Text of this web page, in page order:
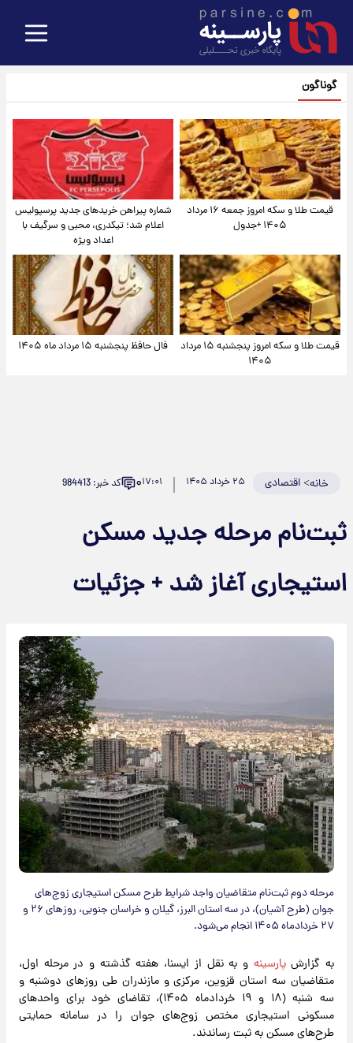
گوناگون
قیمت طلا و سکه امروز جمعه ۱۶ مرداد
۱۴۰۵ +جدول
شماره پیراهن خریدهای جدید پرسپولیس
اعلام شد؛ تیکدری، محبی و سرگیف با
اعداد ویژه
قیمت طلا و سکه امروز پنجشنبه ۱۵ مرداد
۱۴۰۵
فال حافظ پنجشنبه ۱۵ مرداد ماه ۱۴۰۵
خانه>اقتصادی ۲۵ خرداد ۱۴۰۵ ۱۷:۰۱۰ کد خبر: 984413
ثبت‌نام مرحله جدید مسکن
استیجاری آغاز شد + جزئیات
مرحله دوم ثبت‌نام متقاضیان واجد شرایط طرح مسکن استیجاری زوج‌های
جوان (طرح آشیان)، در سه استان البرز، گیلان و خراسان جنوبی، روزهای ۲۶ و
۲۷ خردادماه ۱۴۰۵ انجام می‌شود.
به گزارشپارسینه و به نقل از ایسنا، هفته گذشته و در مرحله اول،
متقاضیان سه استان قزوین، مرکزی و مازندران طی روزهای دوشنبه و
سه شنبه (۱۸ و ۱۹ خردادماه ۱۴۰۵)، تقاضای خود برای واحدهای
مسکونی استیجاری مختص زوج‌های جوان را در سامانه حمایتی
طرح‌های مسکن به ثبت رساندند.